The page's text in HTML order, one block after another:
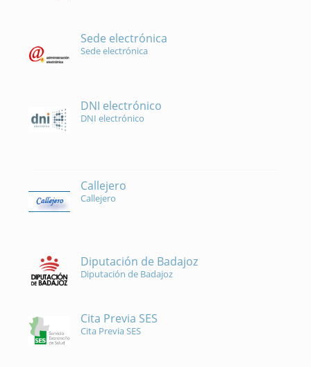
Sede electrónica
Sede electrónica
DNI electrónico
DNI electrónico
Callejero
Callejero
Diputación de Badajoz
Diputación de Badajoz
Cita Previa SES
Cita Previa SES